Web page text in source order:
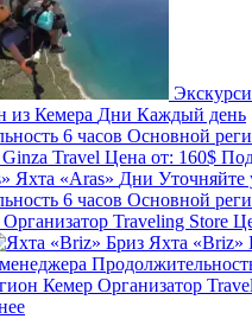
из Кемера Дни Каждый день
6 часов Основной
Ginza Travel Цена от: 160$
Яхта «Aras» Дни Уточняйте
6 часов Основной
Организатор Traveling Store
Яхта «Briz»
Кемер Организатор